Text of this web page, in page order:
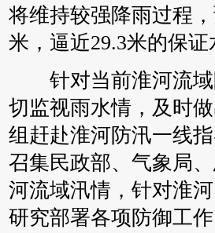
将维持较强降雨过程
米，逼近29.3米的保证
针对当前淮河流域
切监视雨水情，及时
组赶赴淮河防汛一线
召集民政部、气象局
河流域汛情，针对淮
研究部署各项防御工